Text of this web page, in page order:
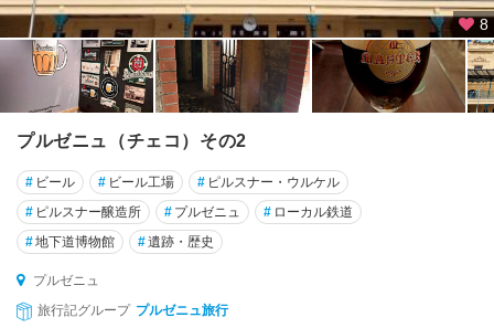
ク
ー
ト
ブ
ル
ノ
プ
ル
8
プルゼニュ（チェコ）その2
# ビール # ビール工場 # ピルスナー・ウルケル
# ピルスナー醸造所 # プルゼニュ # ローカル鉄道
#地下道博物館 #遺跡・歴史
プルゼニュ
旅行記グループ プルゼニュ旅行